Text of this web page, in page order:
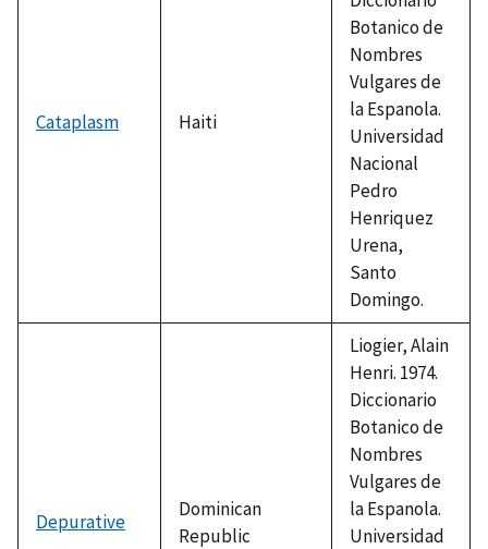
Cataplasm Haiti
Botanico de
Nombres
Vulgares de
la Espanola.
Universidad
Nacional
Pedro
Henriquez
Urena,
Santo
Domingo.
Depurative
Dominican
Republic
Liogier, Alain
Henri. 1974.
Diccionario
Botanico de
Nombres
Vulgares de
la Espanola.
Universidad